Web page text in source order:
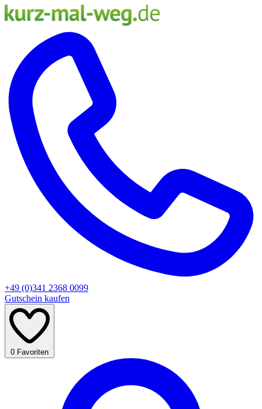
+49 (0)341 2368 0099
Gutschein kaufen
0 Favoriten